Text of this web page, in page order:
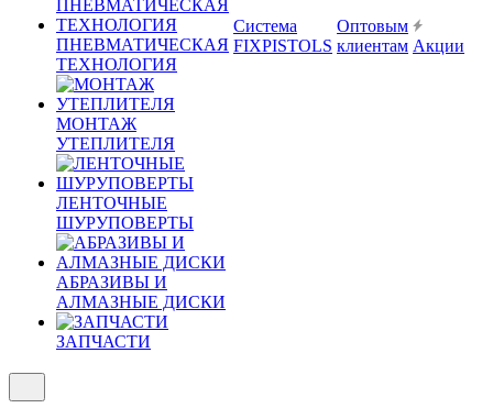
ПНЕВМАТИЧЕСКАЯ
ТЕХНОЛОГИЯ
МОНТАЖ
УТЕПЛИТЕЛЯ
ЛЕНТОЧНЫЕ
ШУРУПОВЕРТЫ
АБРАЗИВЫ И
АЛМАЗНЫЕ ДИСКИ
ЗАПЧАСТИ
Система
FIXPISTOLS
Оптовым
клиентам Акции